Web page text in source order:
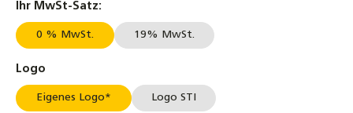
Ihr MwSt-Satz:
0 % MwSt. 19% MwSt.
Logo
Eigenes Logo* Logo STI